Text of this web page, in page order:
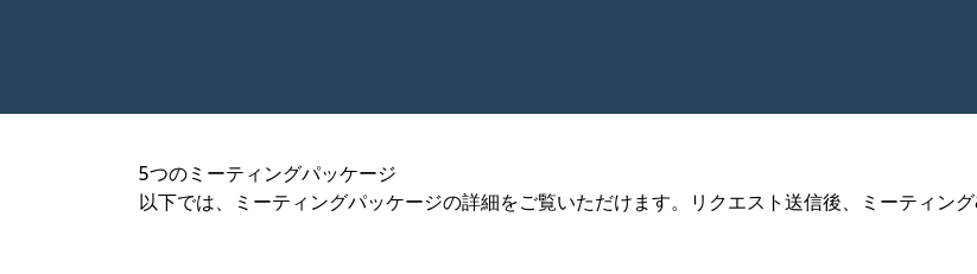
5つのミーティングパッケージ
以下では、ミーティングパッケージの詳細をご覧いただけます。リクエスト送信後、ミーティン